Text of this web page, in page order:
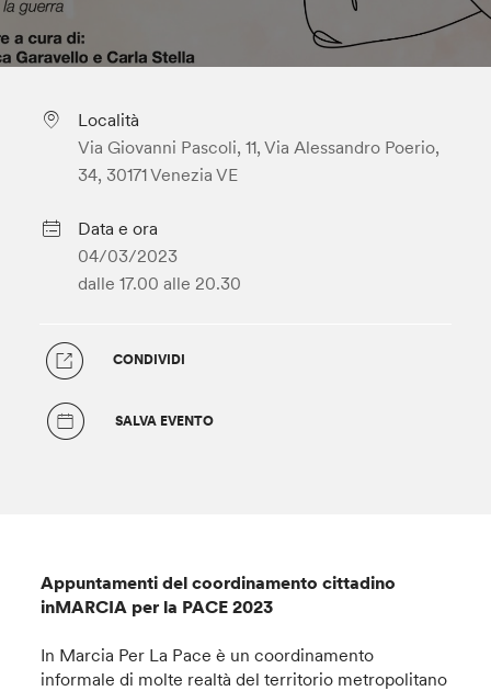
Località
Via Giovanni Pascoli, 11, Via Alessandro Poerio,
34, 30171 Venezia VE
Data e ora
04/03/2023
dalle 17.00 alle 20.30
CONDIVIDI
SALVA EVENTO
Appuntamenti del coordinamento cittadino
inMARCIA per la PACE 2023
In Marcia Per La Pace è un coordinamento
informale di molte realtà del territorio metropolitano